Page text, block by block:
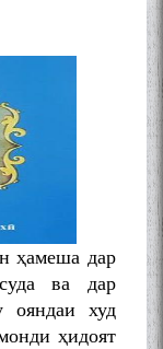
ҳамеша дар
ва дар
ояндаи худ
ҳидоят